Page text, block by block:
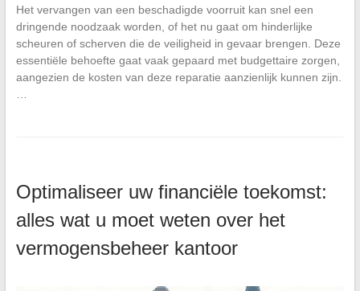
Het vervangen van een beschadigde voorruit kan snel een
dringende noodzaak worden, of het nu gaat om hinderlijke
scheuren of scherven die de veiligheid in gevaar brengen. Deze
essentiële behoefte gaat vaak gepaard met budgettaire zorgen,
aangezien de kosten van deze reparatie aanzienlijk kunnen zijn.
…
Optimaliseer uw financiële toekomst:
alles wat u moet weten over het
vermogensbeheer kantoor